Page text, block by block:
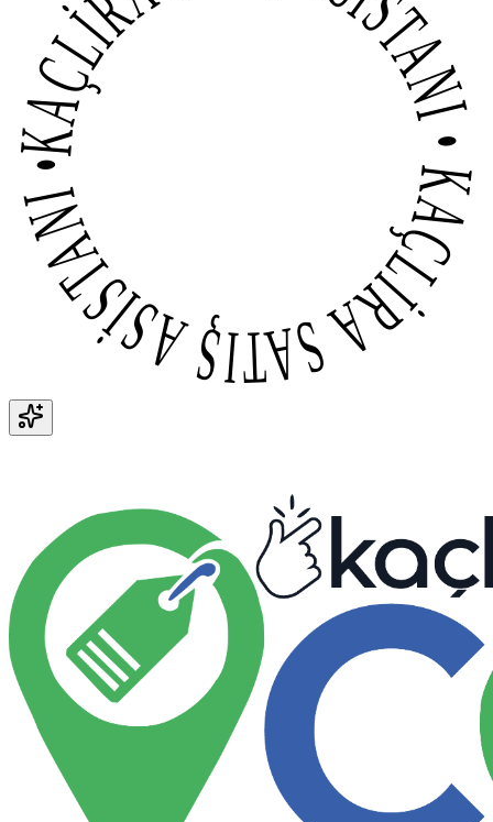
KAÇLİRA SATIŞ ASİSTANI • KAÇLİRA SATIŞ ASİSTANI •